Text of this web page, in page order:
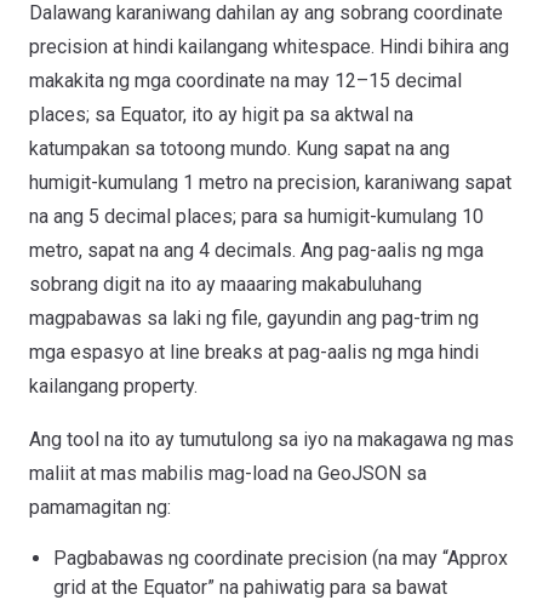
Dalawang karaniwang dahilan ay ang sobrang coordinate
precision at hindi kailangang whitespace. Hindi bihira ang
makakita ng mga coordinate na may 12–15 decimal
places; sa Equator, ito ay higit pa sa aktwal na
katumpakan sa totoong mundo. Kung sapat na ang
humigit-kumulang 1 metro na precision, karaniwang sapat
na ang 5 decimal places; para sa humigit-kumulang 10
metro, sapat na ang 4 decimals. Ang pag-aalis ng mga
sobrang digit na ito ay maaaring makabuluhang
magpabawas sa laki ng file, gayundin ang pag-trim ng
mga espasyo at line breaks at pag-aalis ng mga hindi
kailangang property.
Ang tool na ito ay tumutulong sa iyo na makagawa ng mas
maliit at mas mabilis mag-load na GeoJSON sa
pamamagitan ng:
Pagbabawas ng coordinate precision (na may “Approx
grid at the Equator” na pahiwatig para sa bawat